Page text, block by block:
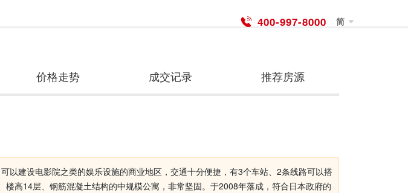
400-997-8000 简
价格走势 成交记录 推荐房源
建设电影院之类的娱乐设施的商业地区，交通十分便捷，有3个车站、2条线路可以搭
高14层、钢筋混凝土结构的中规模公寓，非常坚固。于2008年落成，符合日本政府的